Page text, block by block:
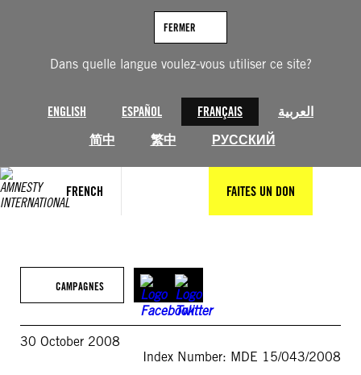
Dans quelle langue voulez-vous utiliser ce site?
ENGLISH ESPAÑOL FRANÇAIS
العربية
简中
繁中 РУССКИЙ
FERMER
FRENCH FAITES UN DON
CAMPAGNES
30 October 2008
Index Number: MDE 15/043/2008